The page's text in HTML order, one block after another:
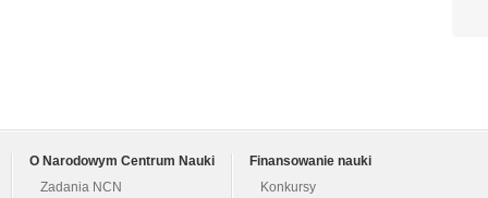
O Narodowym Centrum Nauki
Zadania NCN
Finansowanie nauki
Konkursy